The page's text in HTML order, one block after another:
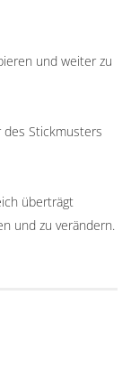
und weiter zu
Stickmusters
überträgt
und zu verändern.